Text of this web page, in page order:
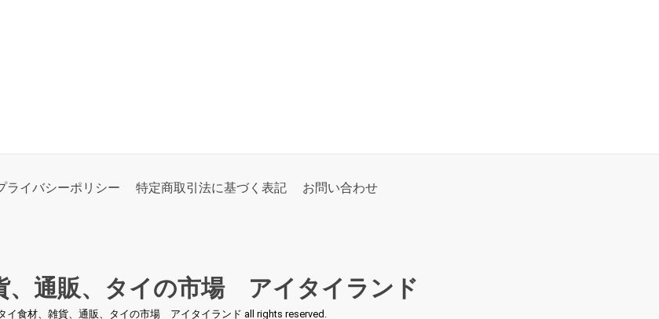
ライバシーポリシー 特定商取引法に基づく表記 お問い合わせ
、通販、タイの市場 アイタイランド
イ食材、雑貨、通販、タイの市場 アイタイランド all rights reserved.